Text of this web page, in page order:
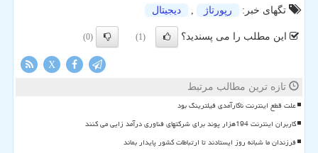
تگهای خبر:
رپورتاژ , دیجیتال
این مطلب را می پسندید؟ (1)
(0)
X
تازه ترین مطالب مرتبط
علت قطع اینترنت ناکارآمدی فیلترینگ بود
کاربران اینترنت 194هزار پوند برای شرکتهای فناوری درآمد زایی می کنند
فرزندان ما شبانه روز ایستادند تا ارتباطات کشور پایدار بماند